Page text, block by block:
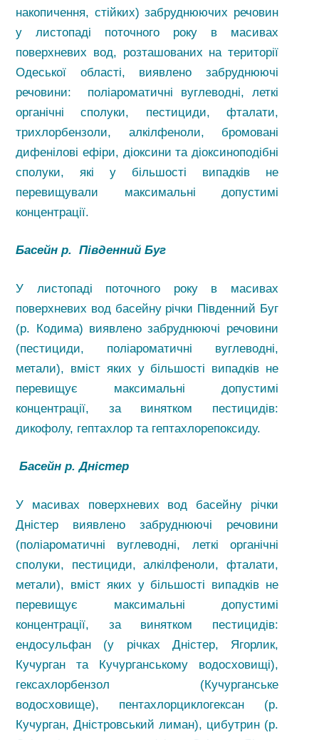
накопичення, стійких) забруднюючих речовин
у листопаді поточного року в масивах
поверхневих вод, розташованих на території
Одеської області, виявлено забруднюючі
речовини: поліароматичні вуглеводні, леткі
органічні сполуки, пестициди, фталати,
трихлорбензоли, алкілфеноли, бромовані
дифенілові ефіри, діоксини та діоксиноподібні
сполуки, які у більшості випадків не
перевищували максимальні допустимі
концентрації.
Басейн р. Південний Буг
У листопаді поточного року в масивах
поверхневих вод басейну річки Південний Буг
(р. Кодима) виявлено забруднюючі речовини
(пестициди, поліароматичні вуглеводні,
метали), вміст яких у більшості випадків не
перевищує максимальні допустимі
концентрації, за винятком пестицидів:
дикофолу, гептахлор та гептахлорепоксиду.
Басейн р. Дністер
У масивах поверхневих вод басейну річки
Дністер виявлено забруднюючі речовини
(поліароматичні вуглеводні, леткі органічні
сполуки, пестициди, алкілфеноли, фталати,
метали), вміст яких у більшості випадків не
перевищує максимальні допустимі
концентрації, за винятком пестицидів:
ендосульфан (у річках Дністер, Ягорлик,
Кучурган та Кучурганському водосховищі),
гексахлорбензол (Кучурганське
водосховище), пентахлорциклогексан (р.
Кучурган, Дністровський лиман), цибутрин (р.